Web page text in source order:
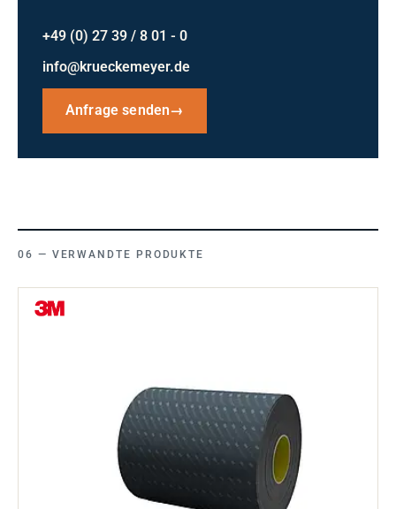
+49 (0) 27 39 / 8 01 - 0
info@krueckemeyer.de
Anfrage senden→
VERWANDTE PRODUKTE